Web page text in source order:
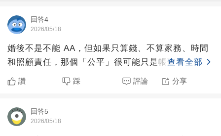
回答4
2026/05/18
婚後不是不能 AA，但如果只算錢、不算家務、時間
和照顧責任，那個「公平」很可能只是帳面公平。
查看全部
讚 踩 評論 分享
回答5
2026/05/18